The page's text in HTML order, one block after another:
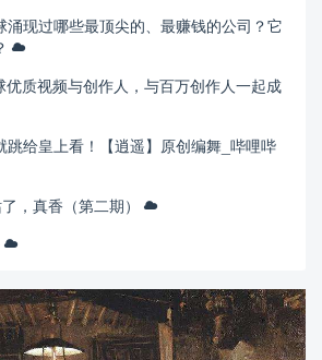
涌现过哪些最顶尖的、最赚钱的公司？它
优质视频与创作人，与百万创作人一起成
跳给皇上看！【逍遥】原创编舞_哔哩哔
，真香（第二期）